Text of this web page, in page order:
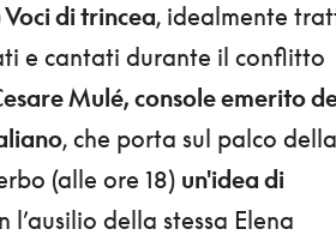
Voci di trincea, idealmente
e cantati durante il conflitto
Mulé, console emerito
, che porta sul palco della
(alle ore 18) un'idea di
della stessa Elena